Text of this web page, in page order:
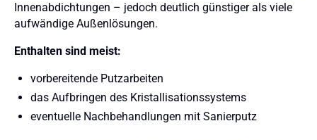
Innenabdichtungen – jedoch deutlich günstiger als viele
aufwändige Außenlösungen.
Enthalten sind meist:
vorbereitende Putzarbeiten
das Aufbringen des Kristallisationssystems
eventuelle Nachbehandlungen mit Sanierputz